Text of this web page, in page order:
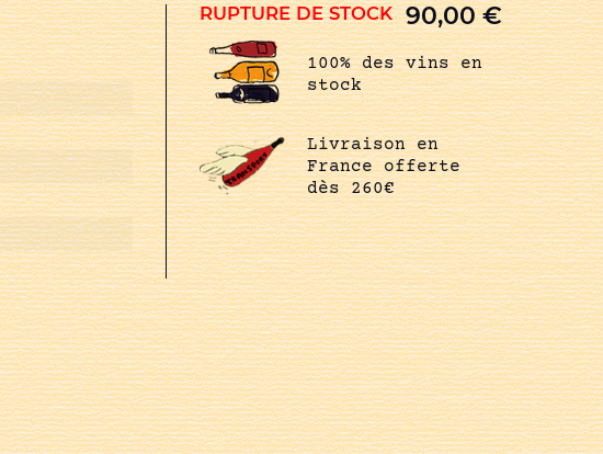
RUPTURE DE STOCK 90,00€
100% des vins en
stock
Livraison en
France offerte
dès 260€